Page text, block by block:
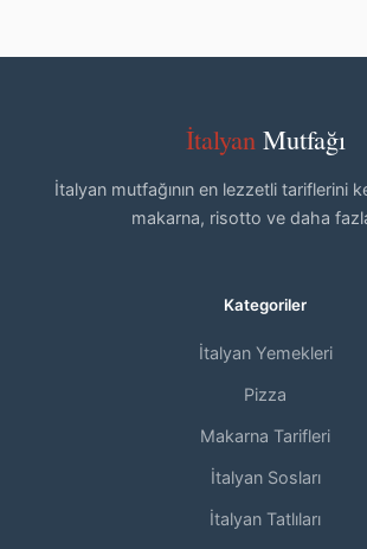
İtalyanMutfağı
İtalyan mutfağının en lezzetli tariflerini
makarna, risotto ve daha
Kategoriler
İtalyan Yemekleri
Pizza
Makarna Tarifleri
İtalyan Sosları
İtalyan Tatlıları